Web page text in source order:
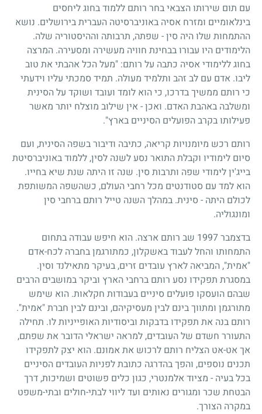
עם תום שירותו הצבאי בחר רותם ללמוד בחוג ליחסים
בינלאומיים ומזרח אסיה באוניברסיטה העברית בירושלים. נושא
ההתמחות שלו היה סין - שפתה, תרבותה וההיסטוריה שלה.
הלימודים היו עבורו בבחינת חוויה מעשירה ומסעירה. המרצה
בחוג ללימודי אסיה כתבה על רותם: "מעל הכל אהבתי את טוב
ליבו. אדם עם לב זהב ותלמיד מעולה. תמיד סמכתי עליו וידעתי
כי רותם ממשיך בדרכו, כי הוא לומד ועובד ושוקד על הסינית
ומשלבה באהבת האדם. ואכן - אין שילוב מוצלח יותר מאשר
פעילותו בקרב הפועלים הסיניים בארץ".
רותם רכש מיומנויות קריאה, כתיבה ודיבור בשפה הסינית, ועם
סיום לימודיו וקבלת התואר נסע לשנה לסין, ללמוד באוניברסיטת
בייג'ין לימודי שפה ותרבות סין. שנה זו היתה שנת שיא בחייו.
הוא למד עם סטודנטים מכל רחבי העולם, כשהשפה המשותפת
לכולם היתה - סינית. במהלך השנה טייל רותם ברחבי סין
ומונגוליה.
בדצמבר1997 שב רותם ארצה. הוא חיפש עבודה בתחום
התמחותו והחל לעבוד באשקלון, כמתורגמן בחברה לכח-אדם
"אמית", המביאה לארץ עובדים זרים, בעיקר מתאילנד וסין.
במסגרת תפקידו נסע רותם ברחבי הארץ וביקר במושבים הרבים
שבהם הועסקו פועלים סיניים בעבודות חקלאות. הוא שימש
מתורגמן ומתווך בינם לבין מעסיקיהם, ובינם לבין חברת "אמית".
רותם בנה את תפקידו בדבקות וביסודיות האופייניות לו. תחילה
התעורר חשדם של העובדים, למראה ישראלי הדובר את שפתם,
אך אט-אט הצליח רותם לרכוש את אמונם. הוא יצק לתפקידו
תכנים נוספים, והפך בהדרגה כתובת לפניות העובדים הסיניים
בכל בעיה - מציוד אלמנטרי, כגון כלים פשוטים ושמיכות, דרך
הבטחת שכר ומגורים נאותים ועד ליווי לבתי-חולים ובתי-משפט
במקרה הצורך.